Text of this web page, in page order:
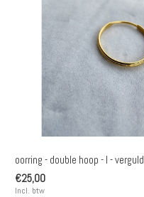
oorring - double hoop - l - verguld
€25,00
Incl. btw